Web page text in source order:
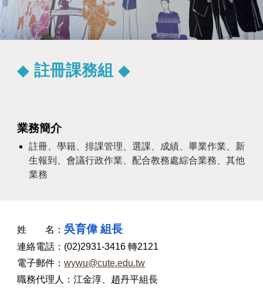
◆註冊課務組◆
業務簡介
註冊 、學籍 、排課管理 、選課 成績 、畢業作業 、新
生報到、會議行政作業 配合教務處綜合業務 、其他
業務
姓 名：吳育偉組長
連絡電話：(02)2931-3416 轉2121
電子郵件：wywu@cute.edu.tw
職務代理人：江金淳、 趙丹平組長